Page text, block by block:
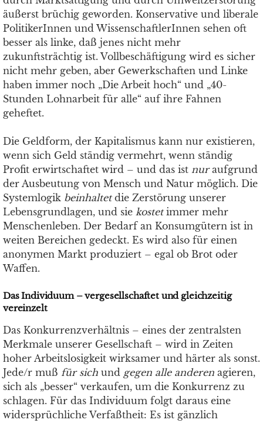
äußerst brüchig geworden. Konservative und liberale
PolitikerInnen und WissenschaftlerInnen sehen oft
besser als linke, daß jenes nicht mehr
zukunftsträchtig ist. Vollbeschäftigung wird es sicher
nicht mehr geben, aber Gewerkschaften und Linke
haben immer noch „Die Arbeit hoch“ und „40-
Stunden Lohnarbeit für alle“ auf ihre Fahnen
geheftet.
Die Geldform, der Kapitalismus kann nur existieren,
wenn sich Geld ständig vermehrt, wenn ständig
Profit erwirtschaftet wird – und das ist nuraufgrund
der Ausbeutung von Mensch und Natur möglich. Die
Systemlogik beinhaltetdie Zerstörung unserer
Lebensgrundlagen, und sie kostetimmer mehr
Menschenleben. Der Bedarf an Konsumgütern ist in
weiten Bereichen gedeckt. Es wird also für einen
anonymen Markt produziert – egal ob Brot oder
Waffen.
Das Individuum – vergesellschaftet und gleichzeitig
vereinzelt
Das Konkurrenzverhältnis – eines der zentralsten
Merkmale unserer Gesellschaft – wird in Zeiten
hoher Arbeitslosigkeit wirksamer und härter als sonst.
Jede/r muß für sich und gegen alle anderen agieren,
sich als „besser“ verkaufen, um die Konkurrenz zu
schlagen. Für das Individuum folgt daraus eine
widersprüchliche Verfaßtheit: Es ist gänzlich